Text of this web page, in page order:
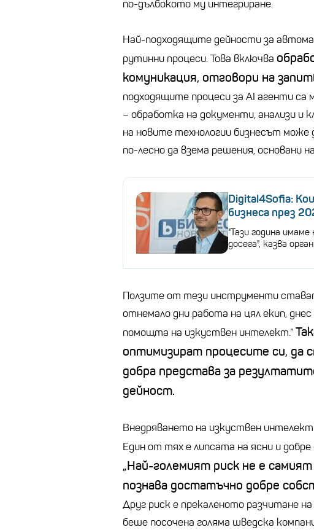
по-дълбокото му интегриране.
Най-подходящите дейности за
рутинни процеси. Това включва
комуникация, отговори на
подходящите процеси за AI агенти
– обработка на документи, анализи и
на новите технологии бизнесът може
по-лесно да взема решения, основани
Digital4Sofia:
бизнеса през
"Тази година
досега", казва
Ползите от тези инструменти
отнемало дни работа на цял екип,
помощта на изкуствен интелект.“
оптимизират процесите си, да
добра представа за
дейност.
Внедряването на изкуствен интелект
Един от тях е липсата на ясни и
„Най-големият риск не е
познава достатъчно добре
Друг риск е прекаленото разчитане
беше посочена голяма шведска